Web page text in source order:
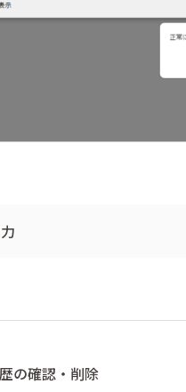
の確認・削除